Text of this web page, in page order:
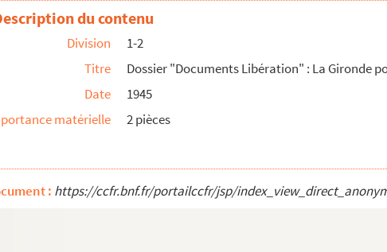
concernant la Bibliothèque municipale de Bord...
partie. Biographie.
Dominique Lacordaire.
faite en l'Archidiaconé... à Saint-Martin de...
d'Autriche] ».
reçus ».
du contenu
Division
1-2
Titre
Dossier "Documents Libération" : La Gironde
Date
1945
matérielle
2 pièces
: https://ccfr.bnf.fr/portailccfr/jsp/